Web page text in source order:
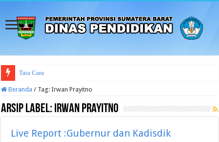
Tata Cara Pengaduan Penya
Beranda / Tag:Irwan Prayitno
Arsip Label: Irwan Prayitno
Live Report :Gubernur dan Kadisdik